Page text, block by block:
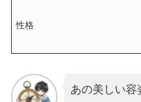
性格
あの美しい容